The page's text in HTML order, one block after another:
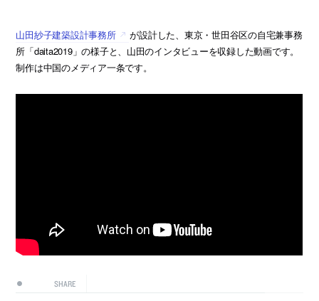
山田紗子建築設計事務所
が設計した、東京・世田谷区の自宅兼事務
所「daita2019」の様子と、山田のインタビューを収録した動画です。
制作は中国のメディア一条です。
SHARE